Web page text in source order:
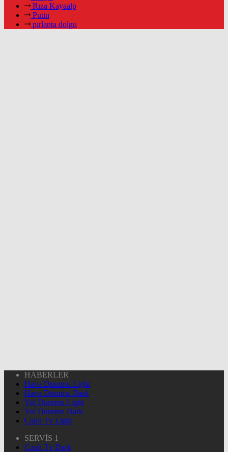
Rıza Kayaalp
Putin
pırlanta dolgu
HABERLER
Hava Durumu Light
Hava Durumu Dark
Yol Durumu Light
Yol Durumu Dark
Canlı Tv Light
SERVİS 1
Canlı Tv Dark